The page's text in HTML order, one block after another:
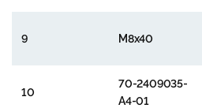
9 М8х40
10
70-2409035-
А4-01